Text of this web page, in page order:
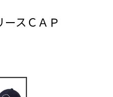
ースＣＡＰ